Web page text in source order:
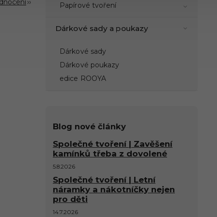
Papírové tvoření
Dárkové sady a poukazy
Dárkové sady
Dárkové poukazy
edice ROOYA
Blog nové články
Společné tvoření | Zavěšení
kamínků třeba z dovolené
5.8.2026
Společné tvoření | Letní
náramky a nákotníčky nejen
pro děti
14.7.2026